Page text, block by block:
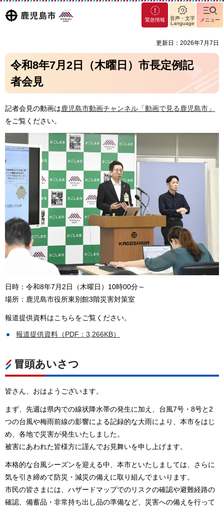
鹿児島
マグ
マシ
緊急情報
音声・文字
Language
メニュー
更新日：2026年7月7日
令和8年7月2日（木曜日）市長定例記
者会見
記者会見の動画は鹿児島市動画チャンネル「動画で見る鹿児島市」
をご覧ください。
日時：令和8年7月2日（木曜日）10時00分～
場所：鹿児島市役所東別館3階災害対策室
報道提供資料はこちらをご覧ください。
報道提供資料（PDF：3,266KB）
冒頭あいさつ
皆さん、おはようございます。
まず、先週は県内での線状降水帯の発生に加え、台風7号・8号と2
つの台風や梅雨前線の影響による記録的な大雨により、本市をはじ
め、各地で災害が発生いたしました。
被害にあわれた皆様方に謹んでお見舞いを申し上げます。
本格的な台風シーズンを迎える中、本市といたしましては、さらに
気を引き締めて防災・減災の備えに取り組んでまいります。
市民の皆さまには、ハザードマップでのリスクの確認や避難経路の
確認、備蓄品・非常持ち出し品の準備など、災害への備えを行って